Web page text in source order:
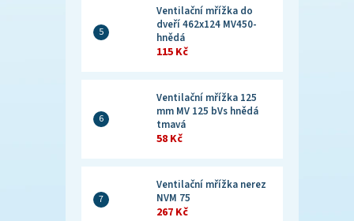
Ventilační mřížka do
dveří 462x124 MV450-
hnědá
115 Kč
Ventilační mřížka 125
mm MV 125 bVs hnědá
tmavá
58 Kč
Ventilační mřížka nerez
NVM 75
267 Kč